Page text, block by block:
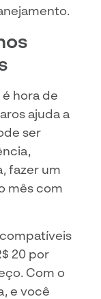
hora de
ajuda a
ser
fazer um
mês com
20 por
Com o
e você